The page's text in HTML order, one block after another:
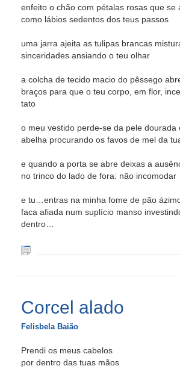
enfeito o chão com pétalas rosas que se
como lábios sedentos dos teus passos
uma jarra ajeita as tulipas brancas
sinceridades ansiando o teu olhar
a colcha de tecido macio do pêssego
braços para que o teu corpo, em flor,
tato
o meu vestido perde-se da pele dourada
abelha procurando os favos de mel da
e quando a porta se abre deixas a
no trinco do lado de fora: não incomodar
e tu…entras na minha fome de pão
faca afiada num suplício manso
dentro…
Corcel alado
Felisbela Baião
Prendi os meus cabelos
por dentro das tuas mãos